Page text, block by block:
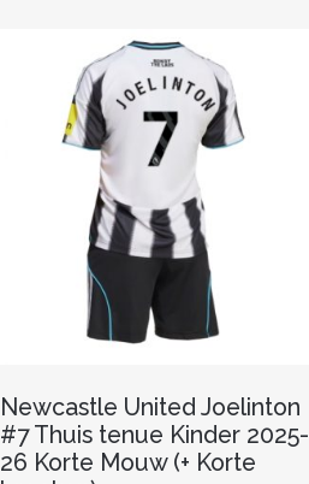
optie
kan
gekozen
worden
op
de
productpagina
Newcastle United Joelinton
#7 Thuis tenue Kinder 2025-
26 Korte Mouw (+ Korte